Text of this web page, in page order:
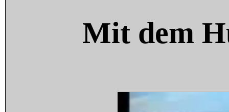
Mit dem